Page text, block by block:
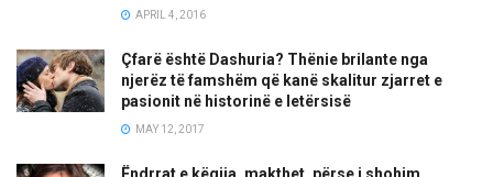
APRIL 4, 2016
Çfarë është Dashuria? Thënie brilante nga
njerëz të famshëm që kanë skalitur zjarret e
pasionit në historinë e letërsisë
MAY 12, 2017